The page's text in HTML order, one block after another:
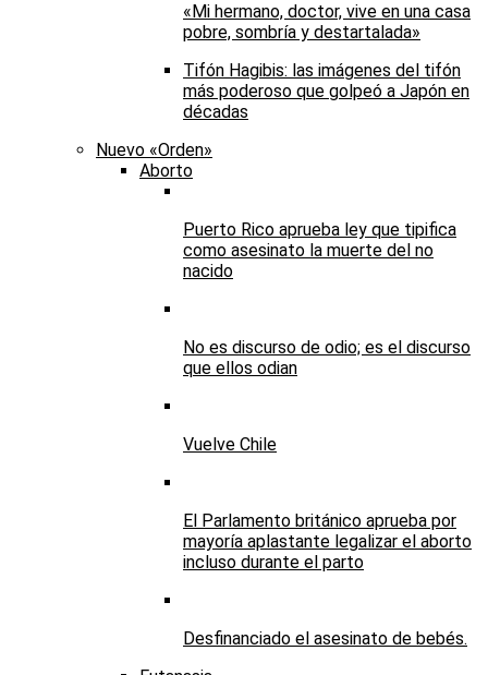
«Mi hermano, doctor, vive en una casa
pobre, sombría y destartalada»
Tifón Hagibis: las imágenes del tifón
más poderoso que golpeó a Japón en
décadas
Nuevo «Orden»
Aborto
Puerto Rico aprueba ley que tipifica
como asesinato la muerte del no
nacido
No es discurso de odio; es el discurso
que ellos odian
Vuelve Chile
El Parlamento británico aprueba por
mayoría aplastante legalizar el aborto
incluso durante el parto
Desfinanciado el asesinato de bebés.